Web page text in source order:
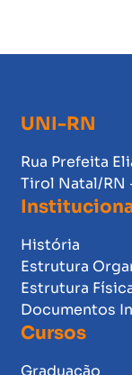
UNI-RN
Rua Prefeita
Tirol Natal/RN
História
Estrutura
Estrutura
Documentos
Cursos
Graduação